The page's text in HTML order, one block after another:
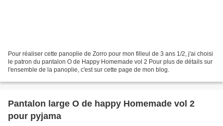
Pour réaliser cette panoplie de Zorro pour mon filleul de 3 ans 1/2, j'ai choisi
le patron du pantalon O de Happy Homemade vol 2 Pour plus de détails sur
l'ensemble de la panoplie, c'est sur cette page de mon blog.
Pantalon large O de happy Homemade vol 2
pour pyjama